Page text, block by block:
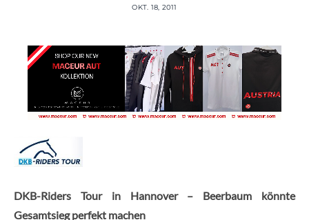
OKT. 18, 2011
DKB-Riders Tour in Hannover – Beerbaum könnte
Gesamtsieg perfekt machen